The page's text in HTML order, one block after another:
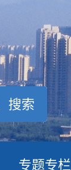
专题专栏